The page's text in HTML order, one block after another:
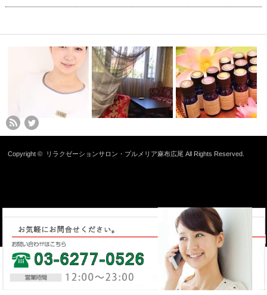
Copyright © リラクゼーションサロン・プルメリア麻布広尾 All Rights Reserved.